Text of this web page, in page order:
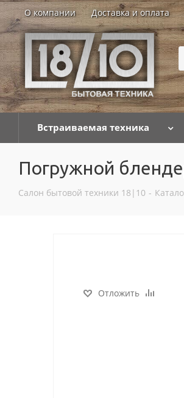
О компании Доставка и оплата
Встраиваемая техника
Погружной
Салон бытовой техники 18|10 -
Отложить